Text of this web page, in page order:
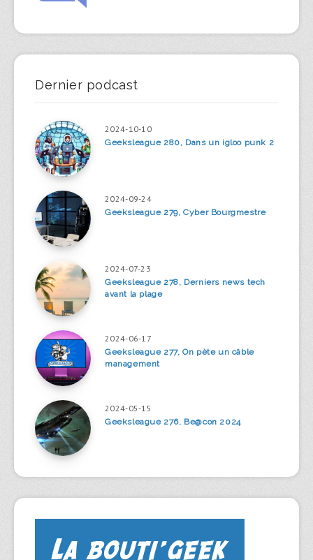
Dernier podcast
2024-10-10
Geeksleague 280, Dans un igloo punk 2
2024-09-24
Geeksleague 279, Cyber Bourgmestre
2024-07-23
Geeksleague 278, Derniers news tech
avant la plage
2024-06-17
Geeksleague 277, On pète un câble
management
2024-05-15
Geeksleague 276, Be@con 2024